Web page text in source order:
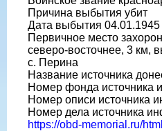
Причина выбытия убит
Дата выбытия 04.01.1945
Первичное место
северо-восточнее, 3 км,
с. Перина
Название источника
Номер фонда источника
Номер описи источника
Номер дела источника
https://obd-memorial.ru/